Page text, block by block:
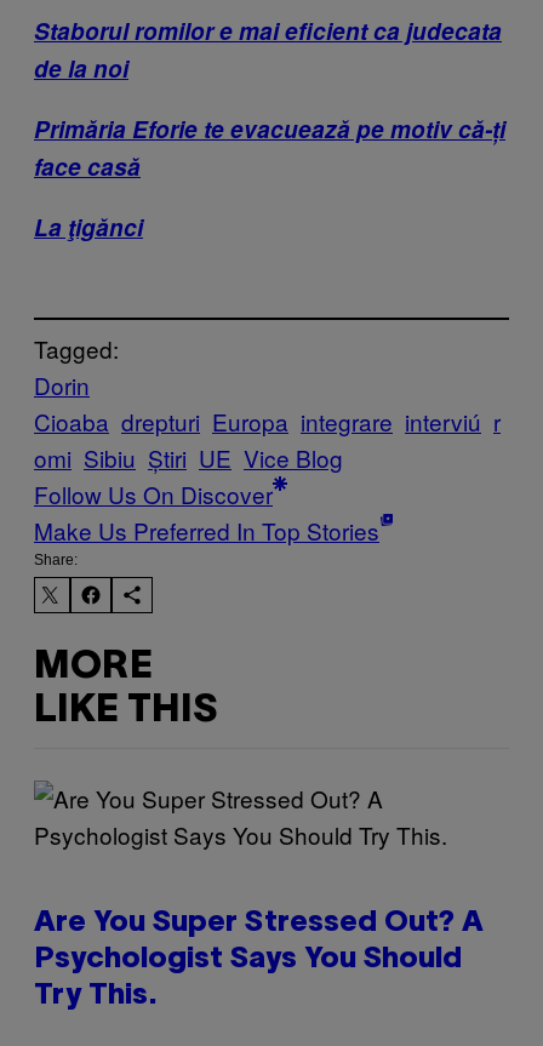
Staborul romilor e mai eficient ca judecata
de la noi
Primăria Eforie te evacuează pe motiv că-ți
face casă
La ţigănci
Tagged:
Dorin
Cioaba drepturi Europa integrare interviú r
omi Sibiu Știri UE Vice Blog
Follow Us On Discover
Make Us Preferred In Top Stories
Share:
MORE
LIKE THIS
Are You Super Stressed Out? A
Psychologist Says You Should
Try This.